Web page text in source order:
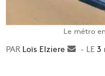
Le métro
Loïs Elziere 3